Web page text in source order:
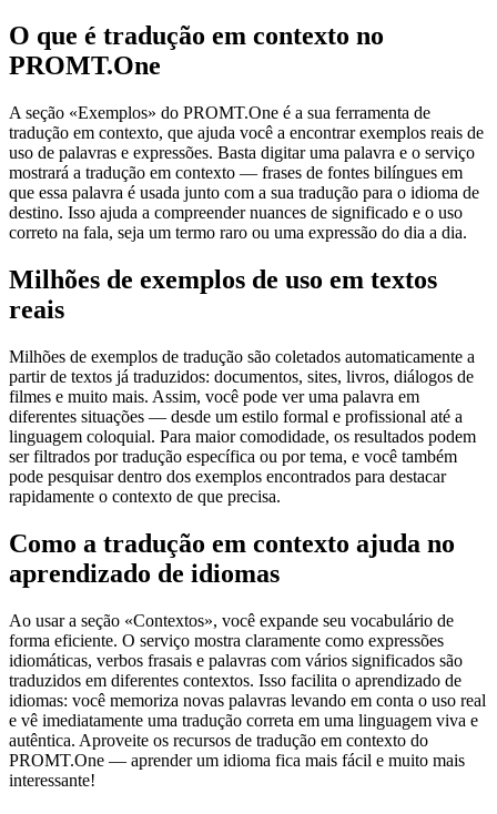
O que é tradução em contexto no
PROMT.One
A seção «Exemplos» do PROMT.One é a sua ferramenta de
tradução em contexto, que ajuda você a encontrar exemplos reais de
uso de palavras e expressões. Basta digitar uma palavra e o serviço
mostrará a tradução em contexto — frases de fontes bilíngues em
que essa palavra é usada junto com a sua tradução para o idioma de
destino. Isso ajuda a compreender nuances de significado e o uso
correto na fala, seja um termo raro ou uma expressão do dia a dia.
Milhões de exemplos de uso em textos
reais
Milhões de exemplos de tradução são coletados automaticamente a
partir de textos já traduzidos: documentos, sites, livros, diálogos de
filmes e muito mais. Assim, você pode ver uma palavra em
diferentes situações — desde um estilo formal e profissional até a
linguagem coloquial. Para maior comodidade, os resultados podem
ser filtrados por tradução específica ou por tema, e você também
pode pesquisar dentro dos exemplos encontrados para destacar
rapidamente o contexto de que precisa.
Como a tradução em contexto ajuda no
aprendizado de idiomas
Ao usar a seção «Contextos», você expande seu vocabulário de
forma eficiente. O serviço mostra claramente como expressões
idiomáticas, verbos frasais e palavras com vários significados são
traduzidos em diferentes contextos. Isso facilita o aprendizado de
idiomas: você memoriza novas palavras levando em conta o uso real
e vê imediatamente uma tradução correta em uma linguagem viva e
autêntica. Aproveite os recursos de tradução em contexto do
PROMT.One — aprender um idioma fica mais fácil e muito mais
interessante!